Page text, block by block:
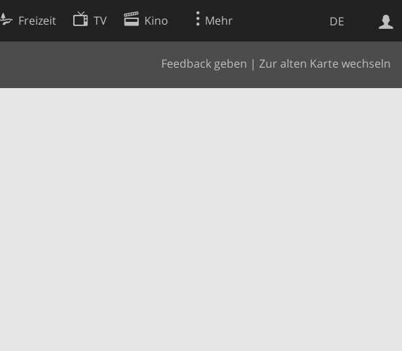
DE
Freizeit TV Kino Mehr
Feedback geben | Zur alten Karte wechseln
Websuche